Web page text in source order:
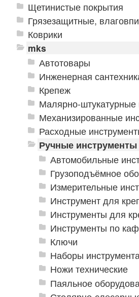
Щетинистые покрытия
Грязезащитные,
Коврики
mks
Автотовары
Инженерная
Крепеж
Малярно-штукатурные
Механизированные
Расходные
Ручные инструменты
Автомобильные
Грузоподъёмное
Измерительные
Инструмент для
Инструменты для
Инструменты по
Ключи
Наборы
Ножи технические
Паяльное